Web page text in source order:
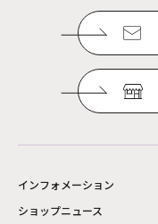
インフォメーション
ショップニュース